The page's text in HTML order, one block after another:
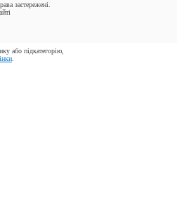
застережені.
або підкатегорію,